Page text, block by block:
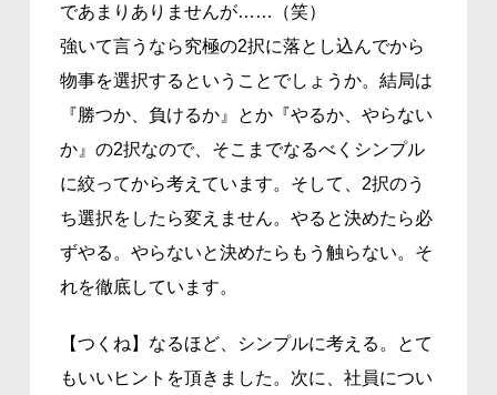
であまりありませんが……（笑）
強いて言うなら究極の2択に落とし込んでから
物事を選択するということでしょうか。結局は
『勝つか、負けるか』とか『やるか、やらない
か』の2択なので、そこまでなるべくシンプル
に絞ってから考えています。そして、2択のう
ち選択をしたら変えません。やると決めたら必
ずやる。やらないと決めたらもう触らない。そ
れを徹底しています。
【つくね】なるほど、シンプルに考える。とて
もいいヒントを頂きました。次に、社員につい